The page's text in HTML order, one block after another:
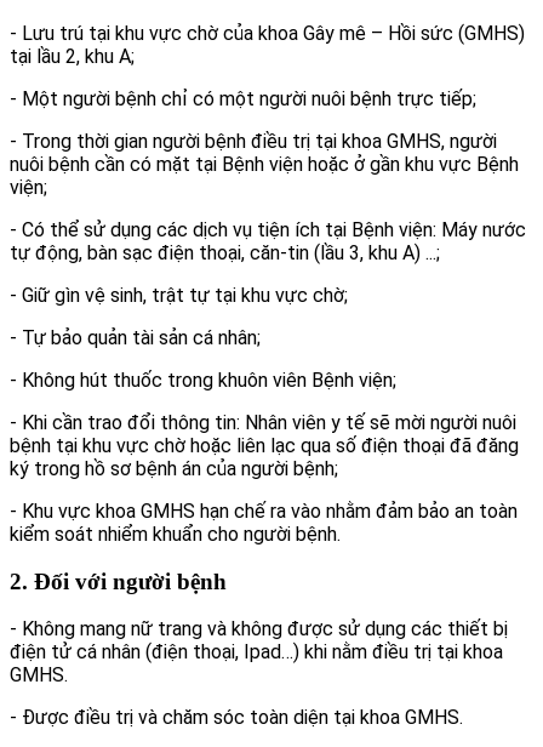
- Lưu trú tại khu vực chờ của khoa Gây mê – Hồi sức (GMHS)
tại lầu 2, khu A;
- Một người bệnh chỉ có một người nuôi bệnh trực tiếp;
- Trong thời gian người bệnh điều trị tại khoa GMHS, người
nuôi bệnh cần có mặt tại Bệnh viện hoặc ở gần khu vực Bệnh
viện;
- Có thể sử dụng các dịch vụ tiện ích tại Bệnh viện: Máy nước
tự động, bàn sạc điện thoại, căn-tin (lầu 3, khu A) ...;
- Giữ gìn vệ sinh, trật tự tại khu vực chờ;
- Tự bảo quản tài sản cá nhân;
- Không hút thuốc trong khuôn viên Bệnh viện;
- Khi cần trao đổi thông tin: Nhân viên y tế sẽ mời người nuôi
bệnh tại khu vực chờ hoặc liên lạc qua số điện thoại đã đăng
ký trong hồ sơ bệnh án của người bệnh;
- Khu vực khoa GMHS hạn chế ra vào nhằm đảm bảo an toàn
kiểm soát nhiểm khuẩn cho người bệnh.
2. Đối với người bệnh
- Không mang nữ trang và không được sử dụng các thiết bị
điện tử cá nhân (điện thoại, Ipad…) khi nằm điều trị tại khoa
GMHS.
- Được điều trị và chăm sóc toàn diện tại khoa GMHS.